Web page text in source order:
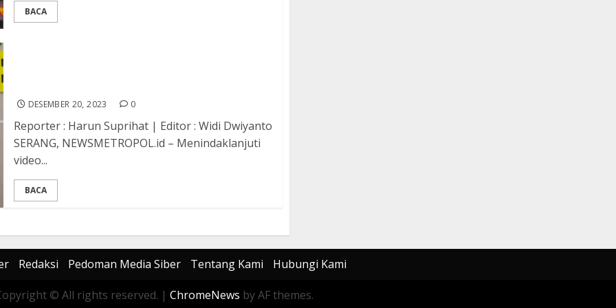
BACA
DESEMBER 20, 2023 0
Reporter : Harun Suprihat | Editor : Widi Dwiyanto
SERANG, NEWSMETROPOL.id – Menindaklanjuti
video...
BACA
Redaksi Pedoman Media Siber Tentang Kami Hubungi Kami
© All rights reserved. | ChromeNews by AF themes.